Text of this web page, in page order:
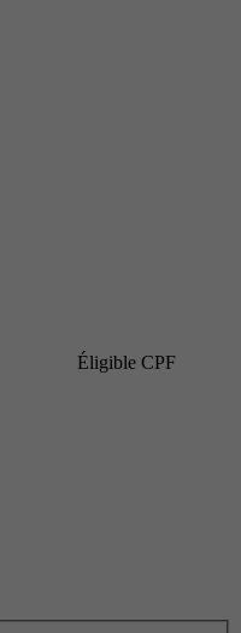
Éligible CPF